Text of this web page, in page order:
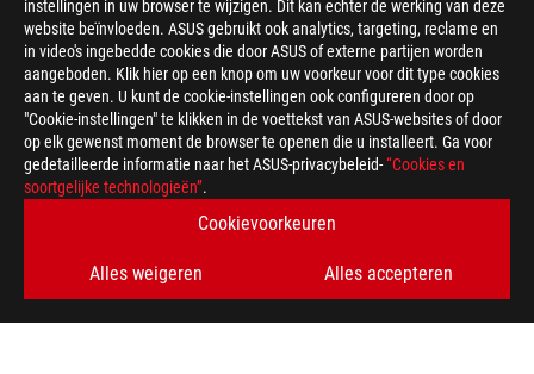
instellingen in uw browser te wijzigen. Dit kan echter de werking van deze
website beïnvloeden. ASUS gebruikt ook analytics, targeting, reclame en
in video's ingebedde cookies die door ASUS of externe partijen worden
aangeboden. Klik hier op een knop om uw voorkeur voor dit type cookies
aan te geven. U kunt de cookie-instellingen ook configureren door op
"Cookie-instellingen" te klikken in de voettekst van ASUS-websites of door
op elk gewenst moment de browser te openen die u installeert. Ga voor
gedetailleerde informatie naar het ASUS-privacybeleid-“Cookies en
soortgelijke technologieën”.
Cookievoorkeuren
Alles weigeren Alles accepteren
> GAMING ARTIFICIAL INTELLIGENCE
ONDERSTEUNDE BETAALMETHODE
KRIJG DE LAATSTE AANBIEDINGEN EN MEER
AANMELDEN